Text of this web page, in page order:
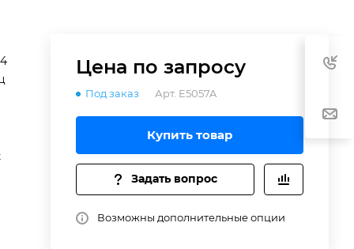
Цена по запросу
Под заказ Арт. E5057A
Купить товар
Задать вопрос
Возможны дополнительные опции